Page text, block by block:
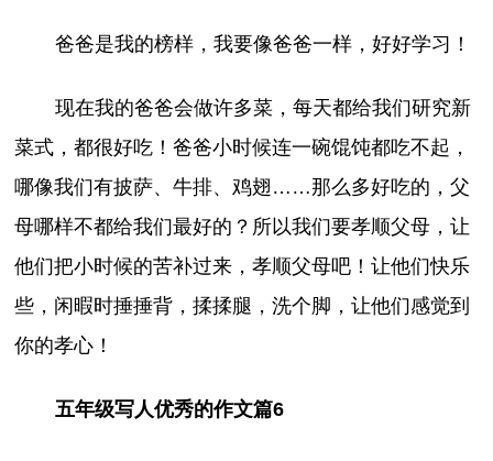
爸爸是我的榜样，我要像爸爸一样，好好学习！
现在我的爸爸会做许多菜，每天都给我们研究新
菜式，都很好吃！爸爸小时候连一碗馄饨都吃不起，
哪像我们有披萨、牛排、鸡翅……那么多好吃的，父
母哪样不都给我们最好的？所以我们要孝顺父母，让
他们把小时候的苦补过来，孝顺父母吧！让他们快乐
些，闲暇时捶捶背，揉揉腿，洗个脚，让他们感觉到
你的孝心！
五年级写人优秀的作文篇6